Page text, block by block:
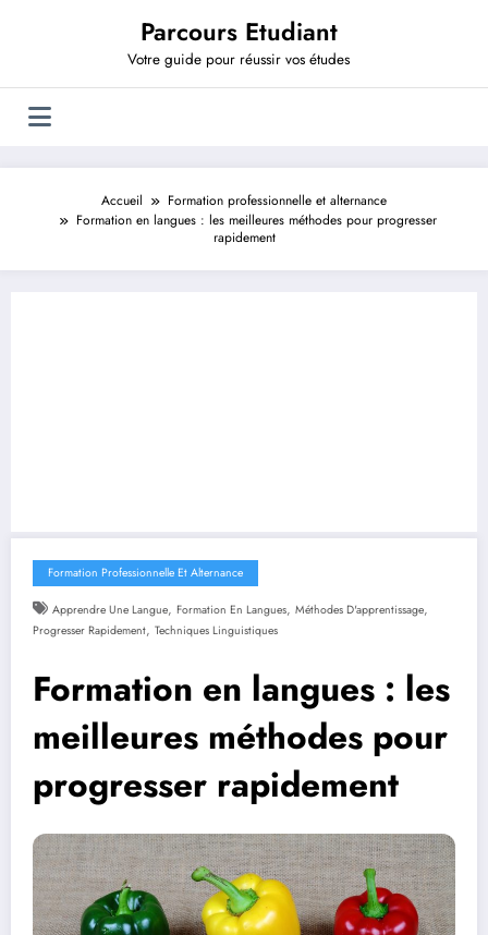
Parcours Etudiant
Votre guide pour réussir vos études
Accueil
Formation professionnelle et alternance
Formation en langues : les meilleures méthodes pour progresser
rapidement
Formation Professionnelle Et Alternance
Apprendre Une Langue, Formation En Langues, Méthodes D'apprentissage,
Progresser Rapidement, Techniques Linguistiques
Formation en langues : les
meilleures méthodes pour
progresser rapidement